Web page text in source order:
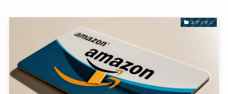
エディオン